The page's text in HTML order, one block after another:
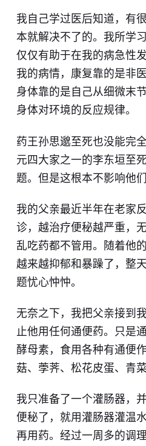
我自己学过医后知道，有
本就解决不了的。我所学
仅仅有助于在我的病急性
我的病情，康复靠的是非
身体靠的是自己从细微末
身体对环境的反应规律。
药王孙思邈至死也没能完
元四大家之一的李东垣至
题。但是这根本不影响他们
我的父亲最近半年在老家
诊，越治疗便秘越严重，
乱吃药都不管用。随着他
越来越抑郁和暴躁了，整
题忧心忡忡。
无奈之下，我把父亲接到
止他用任何通便药。只是
酵母素，食用各种有通便
菇、荸荠、松花皮蛋、青菜
我只准备了一个灌肠器，
便秘了，就用灌肠器灌温
再用药。经过一周多的调